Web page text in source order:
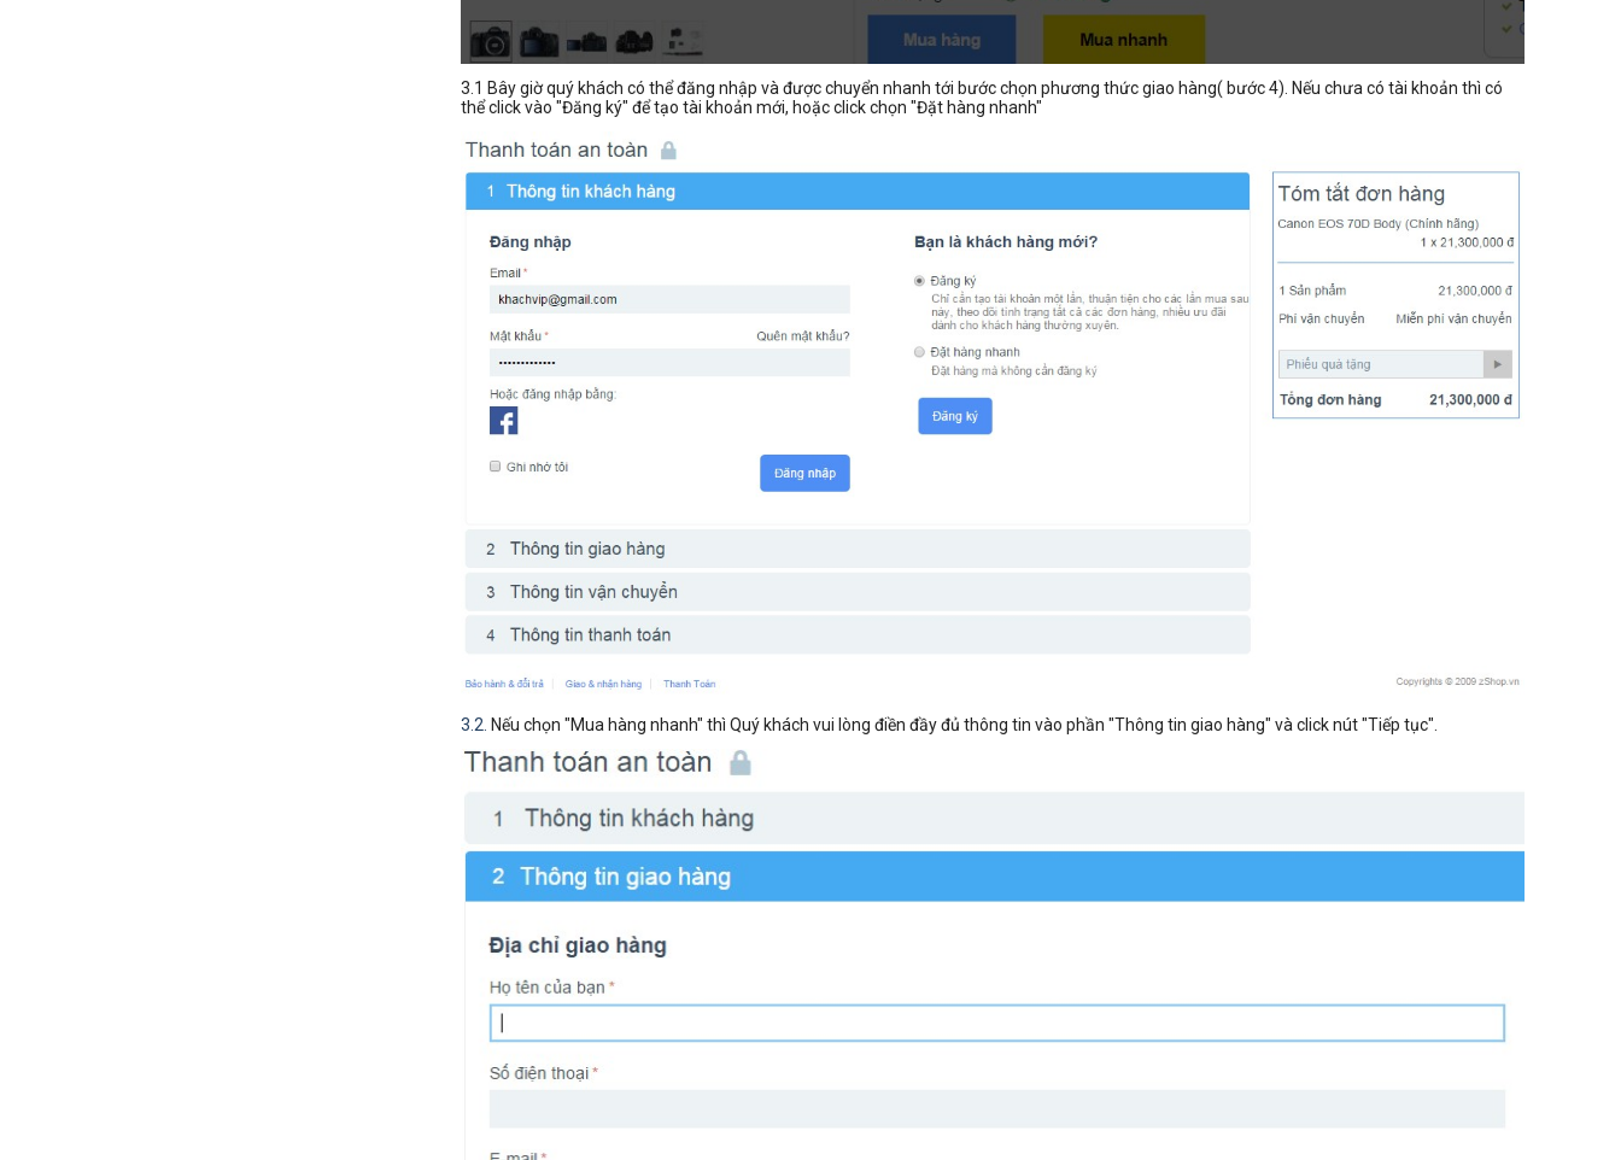
3.1 Bây giờ quý khách có thể đăng nhập và được chuyển nhanh tới bước chọn phương thức giao hàng( bước 4). Nếu chưa có tài khoản thì có
thể click vào "Đăng ký" để tạo tài khoản mới, hoặc click chọn "Đặt hàng nhanh"
3.2. Nếu chọn "Mua hàng nhanh" thì Quý khách vui lòng điền đầy đủ thông tin vào phần "Thông tin giao hàng" và click nút "Tiếp tục".